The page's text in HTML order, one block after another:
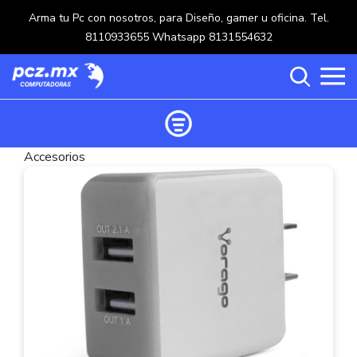
Arma tu Pc con nosotros, para Diseño, gamer u oficina. Tel.
8110933655 Whatsapp 8131554632
Categorías
Carrito de compras ()
Crear una cuenta
Ingresar
Categorías
(117)
Accesorios